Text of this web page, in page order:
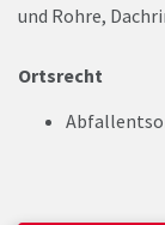
und Rohre,
Ortsrecht